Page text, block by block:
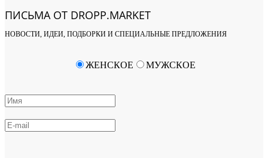
ПИСЬМА ОТ DROPP.MARKET
НОВОСТИ, ИДЕИ, ПОДБОРКИ И СПЕЦИАЛЬНЫЕ ПРЕДЛОЖЕНИЯ
ЖЕНСКОЕ МУЖСКОЕ